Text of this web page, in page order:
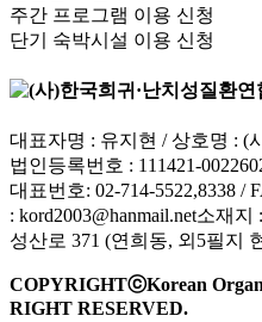
주간 프로그램 이용 신청
단기 숙박시설 이용 신청
대표자명 : 유지현 / 상호명 : (
법인등록번호 : 111421-
대표번호: 02-714-5522,8338 /
: kord2003@hanmail.net소재지
성산로 371 (연희동, 외5필지
COPYRIGHTⓒKorean
RIGHT RESERVED.